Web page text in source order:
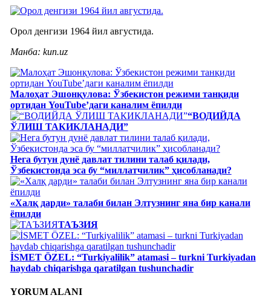
Орол денгизи 1964 йил августида.
Манба: kun.uz
Малоҳат Эшонқулова: Ўзбекистон режими танқиди
ортидан YouTube’даги каналим ёпилди
“ВОДИЙДА
ЎЛИШ ТАКИКЛАНАДИ”
Нега бутун дунё давлат тилини талаб қилади,
Ўзбекистонда эса бу “миллатчилик” ҳисобланади?
«Халқ дарди» талаби билан Элтузнинг яна бир канали
ёпилди
ТАЪЗИЯ
İSMET ÖZEL: “Turkiyalilik” atamasi – turkni Turkiyadan
haydab chiqarishga qaratilgan tushunchadir
YORUM ALANI